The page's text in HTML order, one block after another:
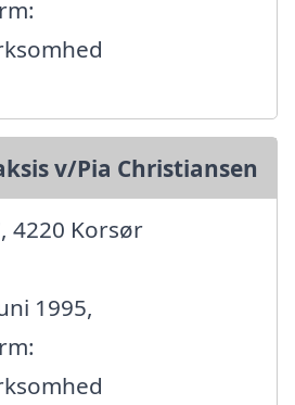
v/Pia Christiansen
4220 Korsør
1995,